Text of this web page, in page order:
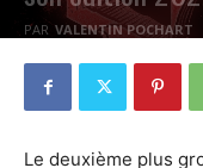
PAR VALENTIN POCHART
Le deuxième plus